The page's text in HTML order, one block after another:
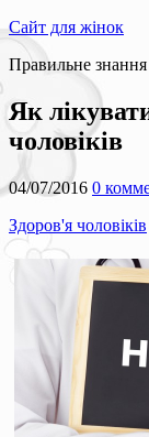
Сайт для жінок
Правильне
Як
чоловіків
04/07/2016 0
Здоров'я чоловіків